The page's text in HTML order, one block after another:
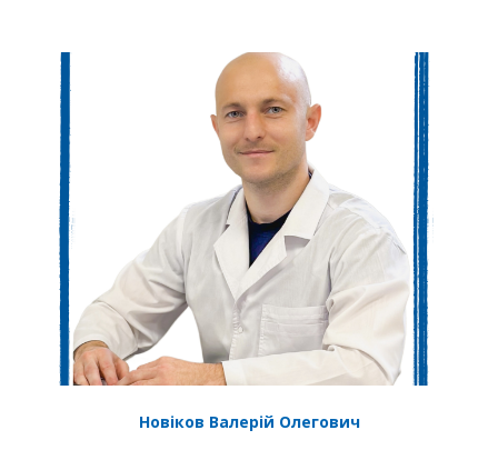
Новіков Валерій Олегович